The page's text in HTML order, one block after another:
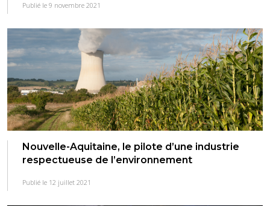
Publié le 9 novembre 2021
Nouvelle-Aquitaine, le pilote d’une industrie
respectueuse de l’environnement
Publié le 12 juillet 2021